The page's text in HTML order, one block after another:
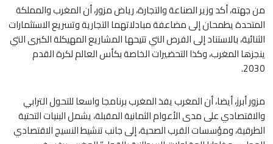
من جهته، أكد وزير الصناعة والتجارة، رياض مزور، أن المغرب والمملكة
المتحدة يطمحان إلى مضاعفة مبادلاتهما التجارية وتسريع الاستثمارات
الثنائية، بالاستناد إلى الفرص التي تتيحها المشاريع المهيكلة الكبرى التي
ينجزها المغرب، وكذا التحضيرات الخاصة بكأس العالم لكرة القدم
2030.
مزور أبرز، أيضا، أن المغرب يفذ المغرب برنامجا واسعا للتحول الترابي
والاقتصادي على مدى الأعوام الثمانية المقبلة، يشمل البنيات التحتية
الطرقية، ومؤسسات القرب الصحية، إلى جانب تنشيط النسيج الاقتصادي